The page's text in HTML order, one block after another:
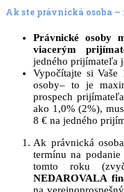
Ak ste právnická osoba –
Právnické osoby
viacerým
jedného prijímateľa
Vypočítajte si
osoby– to je
prospech
ako 1,0% (2%),
8 € na jedného
Ak právnická
termínu na
tomto roku
NEDAROVALA